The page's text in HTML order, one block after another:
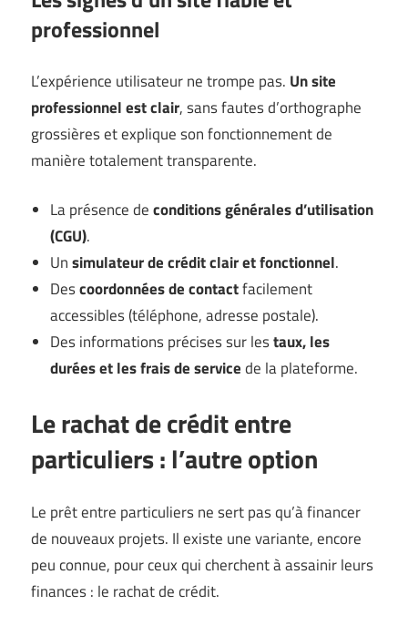
professionnel
L’expérience utilisateur ne trompe pas. Un site
professionnel est clair, sans fautes d’orthographe
grossières et explique son fonctionnement de
manière totalement transparente.
La présence deconditions générales d’utilisation
(CGU).
Unsimulateur de crédit clair et fonctionnel.
Descoordonnées de contactfacilement
accessibles (téléphone, adresse postale).
Des informations précises sur lestaux, les
durées et les frais de servicede la plateforme.
Lerachat de créditentre
particuliers : l’autre option
Le prêt entre particuliers ne sert pas qu’à financer
de nouveaux projets. Il existe une variante, encore
peu connue, pour ceux qui cherchent à assainir leurs
finances : le rachat de crédit.